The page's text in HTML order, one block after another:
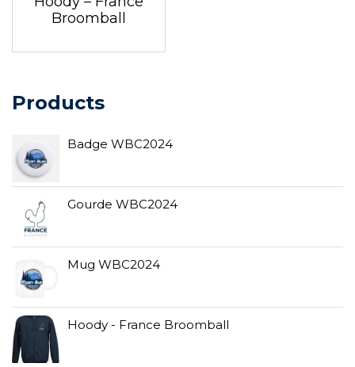
Broomball
Products
Badge WBC2024
Gourde WBC2024
Mug WBC2024
Hoody - France Broomball